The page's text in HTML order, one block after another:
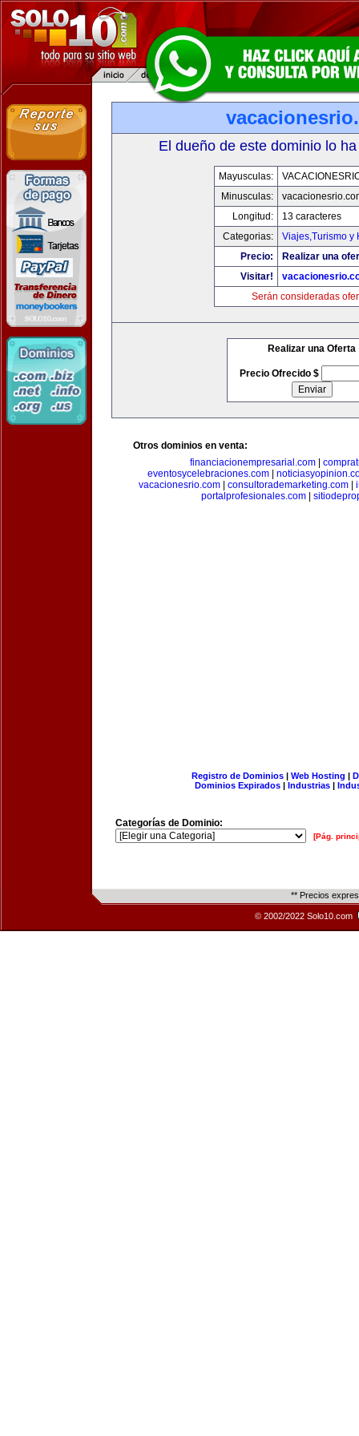
El dueño de este dominio lo
Mayusculas:
Minusculas:
Longitud:
13 caracteres
Categorias:
Viajes,Turismo y
Precio:
Realizar una
Visitar!
Serán consideradas
Realizar una Oferta
Precio Ofrecido $
Otros dominios en venta:
financiacionempresarial.com|
eventosycelebraciones.com|
vacacionesrio.com
consultorademarketing.com
portalprofesionales.com|
Registro de Dominios| Web Hosting |
Dominios Expirados | Industrias |
Categorías de Dominio:
[Pág.
** Precios
© 2002/2022 Solo10.com